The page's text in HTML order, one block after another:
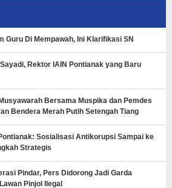
Guru Di Mempawah, Ini Klarifikasi SN
Rektor IAIN Pontianak yang Baru
Bersama Muspika dan Pemdes
Bendera Merah Putih Setengah Tiang
Sosialisasi Antikorupsi Sampai ke
Strategis
Pindar, Pers Didorong Jadi Garda
Pinjol Ilegal